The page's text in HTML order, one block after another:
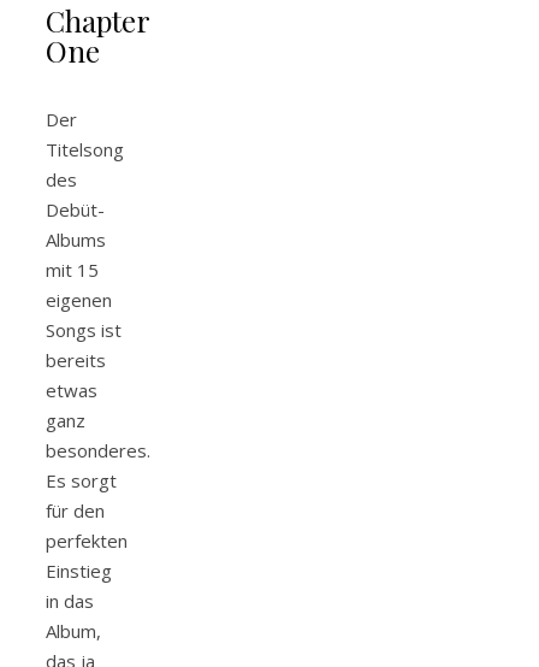
Chapter
One
Der
Titelsong
des
Debüt-
Albums
mit 15
eigenen
Songs ist
bereits
etwas
ganz
besonderes.
Es sorgt
für den
perfekten
Einstieg
in das
Album,
das ja